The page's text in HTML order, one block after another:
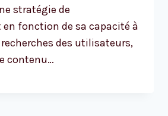
stratégie de
fonction de sa capacité à
des utilisateurs,
contenu…